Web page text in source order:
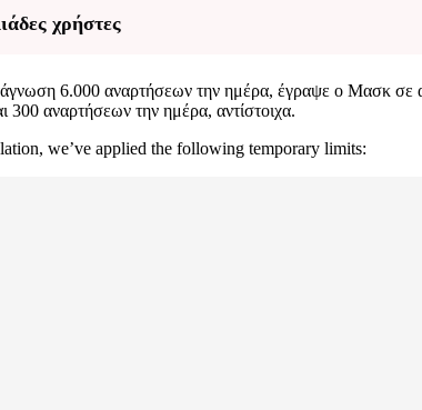
χρήστες
6.000 αναρτήσεων την ημέρα, έγραψε ο Μασκ σε
300 αναρτήσεων την ημέρα, αντίστοιχα.
we’ve applied the following temporary limits: